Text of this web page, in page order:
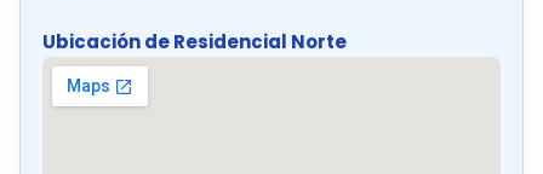
Ubicación de Residencial Norte